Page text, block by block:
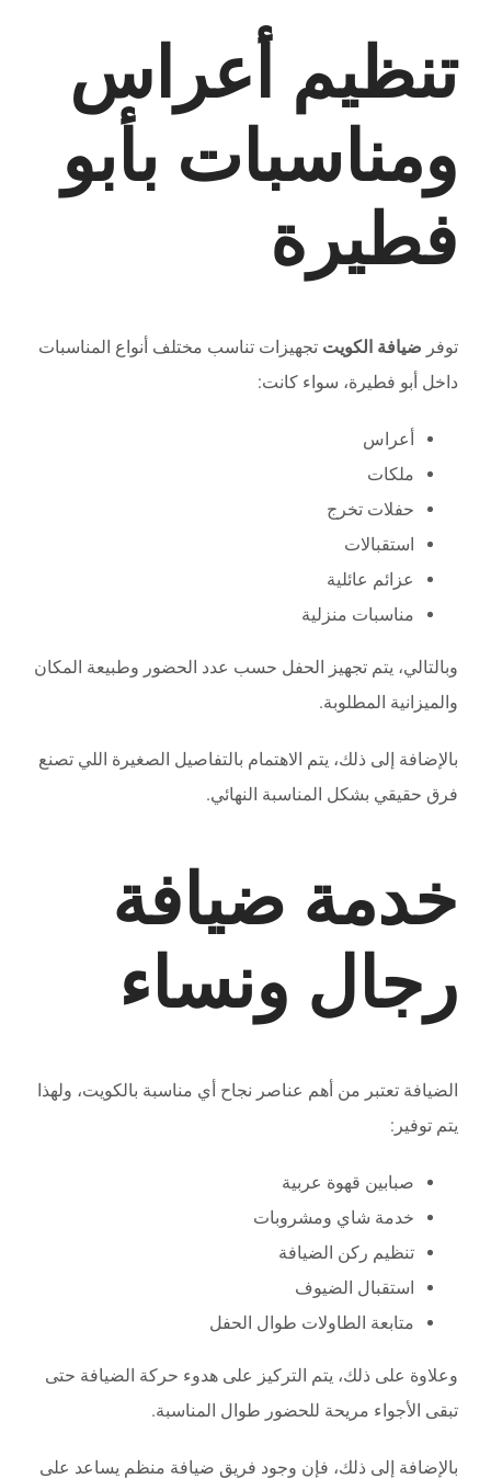
تنظيم أعراس
ومناسبات بأبو
فطيرة
توفر ضيافة الكويت تجهيزات تناسب مختلف أنواع المناسبات
داخل أبو فطيرة، سواء كانت:
أعراس
ملكات
حفلات تخرج
استقبالات
عزائم عائلية
مناسبات منزلية
وبالتالي، يتم تجهيز الحفل حسب عدد الحضور وطبيعة المكان
والميزانية المطلوبة.
بالإضافة إلى ذلك، يتم الاهتمام بالتفاصيل الصغيرة اللي تصنع
فرق حقيقي بشكل المناسبة النهائي.
خدمة ضيافة
رجال ونساء
الضيافة تعتبر من أهم عناصر نجاح أي مناسبة بالكويت، ولهذا
يتم توفير:
صبابين قهوة عربية
خدمة شاي ومشروبات
تنظيم ركن الضيافة
استقبال الضيوف
متابعة الطاولات طوال الحفل
وعلاوة على ذلك، يتم التركيز على هدوء حركة الضيافة حتى
تبقى الأجواء مريحة للحضور طوال المناسبة.
بالإضافة إلى ذلك، فإن وجود فريق ضيافة منظم يساعد على